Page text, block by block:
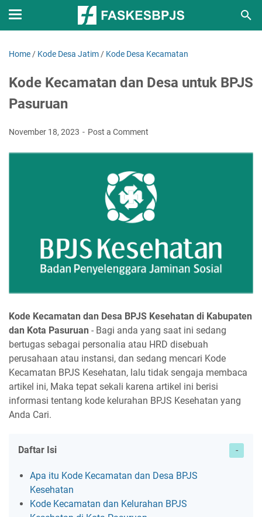
Home / Kode Desa Jatim / Kode Desa Kecamatan
Kode Kecamatan dan Desa untuk BPJS
Pasuruan
November 18, 2023 Post a Comment
Kode Kecamatan dan Desa BPJS Kesehatan di Kabupaten
dan Kota Pasuruan - Bagi anda yang saat ini sedang
bertugas sebagai personalia atau HRD disebuah
perusahaan atau instansi, dan sedang mencari Kode
Kecamatan BPJS Kesehatan, lalu tidak sengaja membaca
artikel ini, Maka tepat sekali karena artikel ini berisi
informasi tentang kode kelurahan BPJS Kesehatan yang
Anda Cari.
Daftar Isi
Apa itu Kode Kecamatan dan Desa BPJS
Kesehatan
Kode Kecamatan dan Kelurahan BPJS